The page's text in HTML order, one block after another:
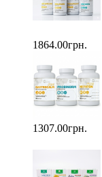
1864.00грн.
1307.00грн.